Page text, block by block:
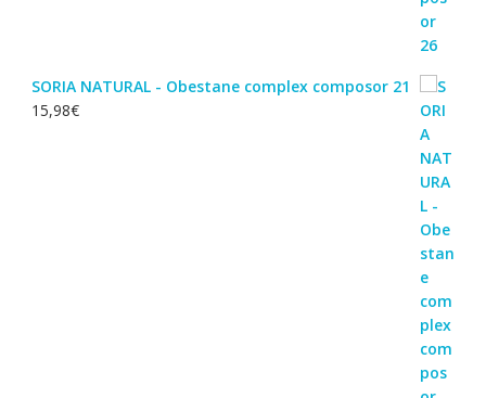
SORIA NATURAL - Obestane complex composor 21
15,98€